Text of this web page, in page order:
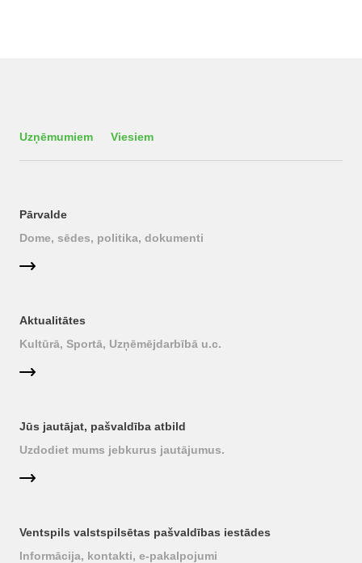
Uzņēmumiem Viesiem
Pārvalde
Dome, sēdes, politika, dokumenti
Aktualitātes
Kultūrā, Sportā, Uzņēmējdarbībā u.c.
Jūs jautājat, pašvaldība atbild
Uzdodiet mums jebkurus jautājumus.
Ventspils valstspilsētas pašvaldības iestādes
Informācija, kontakti, e-pakalpojumi